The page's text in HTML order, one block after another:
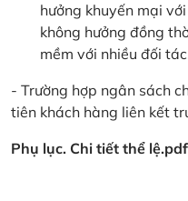
hưởng khuyến mại
không hưởng đồng
mềm với nhiều đối
- Trường hợp ngân sách
tiên khách hàng liên kết
Phụ lục. Chi tiết thể lệ.pdf